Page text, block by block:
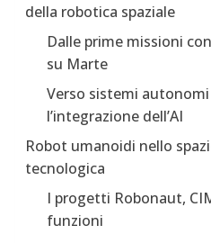
della robotica spaziale
Dalle prime missioni
su Marte
Verso sistemi
l’integrazione dell’AI
Robot umanoidi nello
tecnologica
I progetti Robonaut,
funzioni